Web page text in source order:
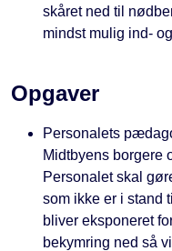
skåret ned til
mindst mulig ind-
Opgaver
Personalets
Midtbyens borgere
Personalet skal
som ikke er i stand
bliver eksponeret
bekymring ned så